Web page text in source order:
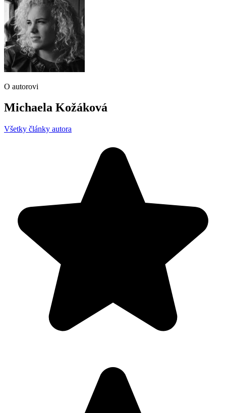
O autorovi
Michaela Kožáková
Všetky články autora